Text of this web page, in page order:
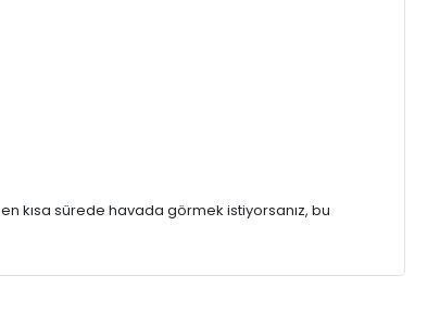
kısa sürede havada görmek istiyorsanız, bu